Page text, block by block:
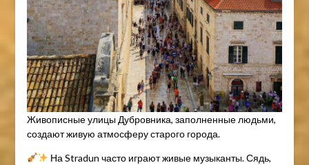
Живописные улицы Дубровника, заполненные людьми,
создают живую атмосферу старого города.
На Stradun часто играют живые музыканты. Сядь,